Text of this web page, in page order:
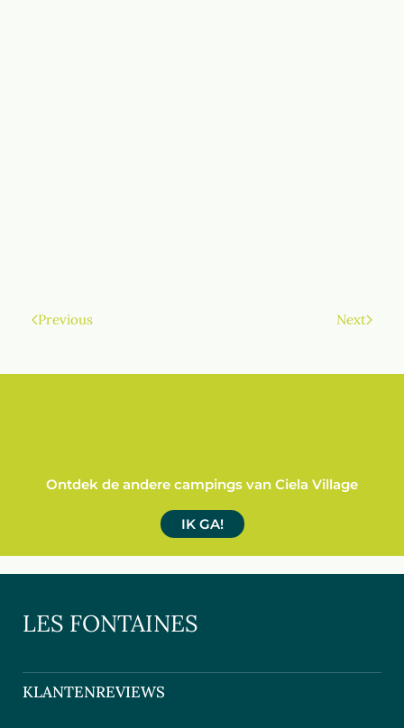
Previous Next
Ontdek de andere campings van Ciela Village
IK GA!
LES FONTAINES
KLANTENREVIEWS